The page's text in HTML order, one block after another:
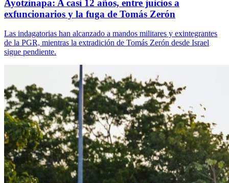
Ayotzinapa: A casi 12 años, entre juicios a
exfuncionarios y la fuga de Tomás Zerón
Las indagatorias han alcanzado a mandos militares y exintegrantes
de la PGR, mientras la extradición de Tomás Zerón desde Israel
sigue pendiente.